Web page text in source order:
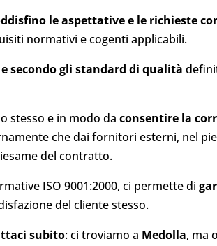
le aspettative e le richieste
normativi e cogenti applicabili.
secondo gli standard di qualità
stesso e in modo daconsentire la
che dai fornitori esterni, nel
del contratto.
ISO 9001:2000, ci permette di
del cliente stesso.
subito: ci troviamo a Medolla, ma